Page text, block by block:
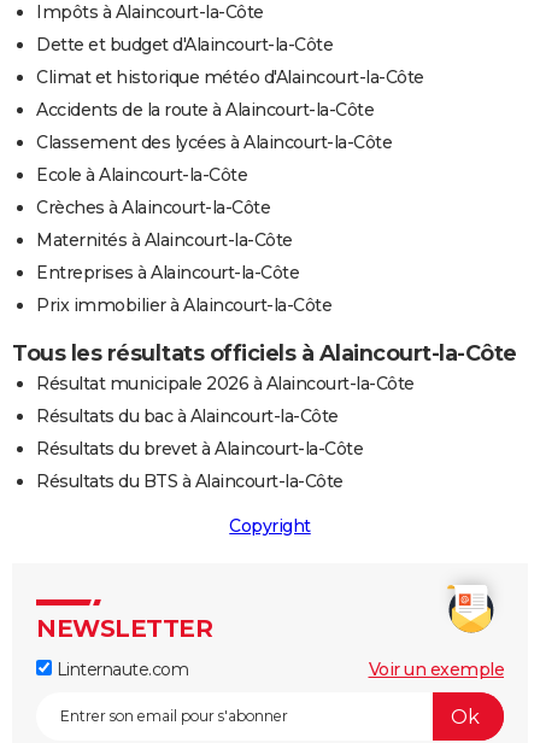
Impôts à Alaincourt-la-Côte
Dette et budget d'Alaincourt-la-Côte
Climat et historique météo d'Alaincourt-la-Côte
Accidents de la route à Alaincourt-la-Côte
Classement des lycées à Alaincourt-la-Côte
Ecole à Alaincourt-la-Côte
Crèches à Alaincourt-la-Côte
Maternités à Alaincourt-la-Côte
Entreprises à Alaincourt-la-Côte
Prix immobilier à Alaincourt-la-Côte
Tous les résultats officiels à Alaincourt-la-Côte
Résultat municipale 2026 à Alaincourt-la-Côte
Résultats du bac à Alaincourt-la-Côte
Résultats du brevet à Alaincourt-la-Côte
Résultats du BTS à Alaincourt-la-Côte
Copyright
NEWSLETTER
Linternaute.com Voir un exemple